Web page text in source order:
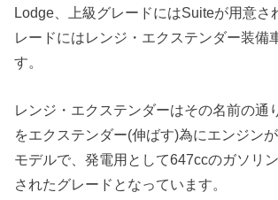
Lodge、上級グレードにはSuiteが用意さ
レードにはレンジ・エクステンダー装備
す。
レンジ・エクステンダーはその名前の通
をエクステンダー(伸ばす)為にエンジン
モデルで、発電用として647ccのガソリ
されたグレードとなっています。